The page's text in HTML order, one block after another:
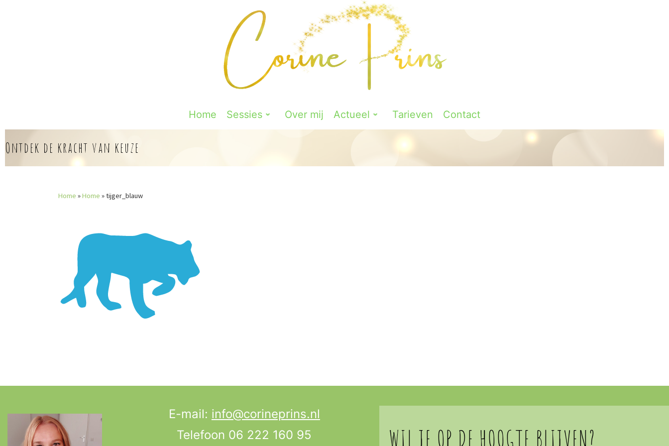
Home Sessies Over mij Actueel Tarieven Contact
Ontdek de kracht van keuze
Home »Home »tijger_blauw
E-mail: info@corineprins.nl
Telefoon 06 222 160 95
WIL JE OP DE HOOGTE BLIJVEN?